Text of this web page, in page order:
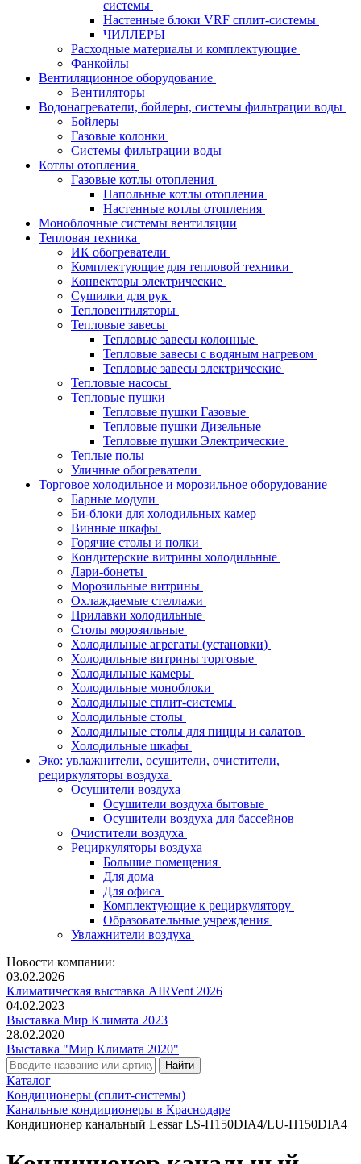
системы
Настенные блоки VRF сплит-системы
ЧИЛЛЕРЫ
Расходные материалы и комплектующие
Фанкойлы
Вентиляционное оборудование
Вентиляторы
Водонагреватели, бойлеры, системы фильтрации воды
Бойлеры
Газовые колонки
Системы фильтрации воды
Котлы отопления
Газовые котлы отопления
Напольные котлы отопления
Настенные котлы отопления
Моноблочные системы вентиляции
Тепловая техника
ИК обогреватели
Комплектующие для тепловой техники
Конвекторы электрические
Сушилки для рук
Тепловентиляторы
Тепловые завесы
Тепловые завесы колонные
Тепловые завесы с водяным нагревом
Тепловые завесы электрические
Тепловые насосы
Тепловые пушки
Тепловые пушки Газовые
Тепловые пушки Дизельные
Тепловые пушки Электрические
Теплые полы
Уличные обогреватели
Торговое холодильное и морозильное оборудование
Барные модули
Би-блоки для холодильных камер
Винные шкафы
Горячие столы и полки
Кондитерские витрины холодильные
Лари-бонеты
Морозильные витрины
Охлаждаемые стеллажи
Прилавки холодильные
Столы морозильные
Холодильные агрегаты (установки)
Холодильные витрины торговые
Холодильные камеры
Холодильные моноблоки
Холодильные сплит-системы
Холодильные столы
Холодильные столы для пиццы и салатов
Холодильные шкафы
Эко: увлажнители, осушители, очистители,
рециркуляторы воздуха
Осушители воздуха
Осушители воздуха бытовые
Осушители воздуха для бассейнов
Очистители воздуха
Рециркуляторы воздуха
Большие помещения
Для дома
Для офиса
Комплектующие к рециркулятору
Образовательные учреждения
Увлажнители воздуха
Новости компании:
03.02.2026
Климатическая выставка AIRVent 2026
04.02.2023
Выставка Мир Климата 2023
28.02.2020
Выставка "Мир Климата 2020"
Каталог
Кондиционеры (сплит-системы)
Канальные кондиционеры в Краснодаре
Кондиционер канальный Lessar LS-H150DIA4/LU-H150DIA4